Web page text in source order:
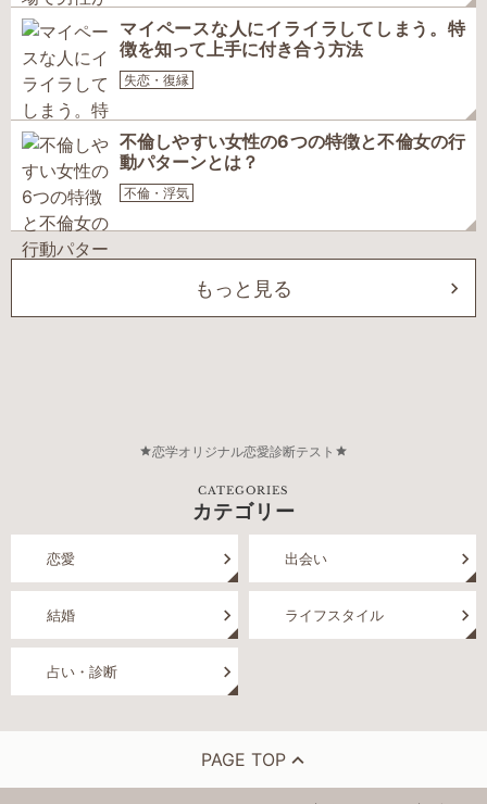
マイペースな人にイライラしてしまう。特
徴を知って上手に付き合う方法
失恋・復縁
不倫しやすい女性の6つの特徴と不倫女の行
動パターンとは？
不倫・浮気
もっと見る
恋学オリジナル恋愛診断テスト
CATEGORIES
カテゴリー
恋愛 出会い
結婚 ライフスタイル
占い・診断
PAGE TOP